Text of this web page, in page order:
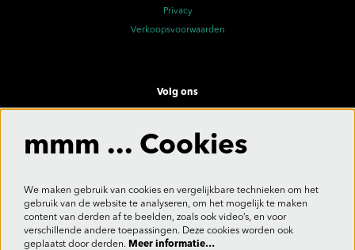
Privacy
Verkoopsvoorwaarden
Volg ons
Aanmelden
mmm ... Cookies
We maken gebruik van cookies en vergelijkbare technieken om het
gebruik van de website te analyseren, om het mogelijk te maken
content van derden af te beelden, zoals ook video’s, en voor
verschillende andere toepassingen. Deze cookies worden ook
geplaatst door derden. Meer informatie…